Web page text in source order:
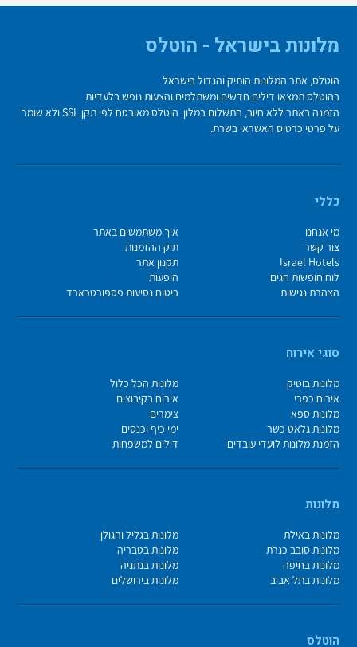
מלונות בישראל - הוטלס
הוטלס, אתר המלונות הותיק והגדול בישראל
בהוטלס תמצאו דילים חדשים ומשתלמים והצעות נופש בלעדיות.
הזמנה באתר ללא חיוב, התשלום במלון. הוטלס מאובטח לפי תקן SSL ולא שומר
על פרטי כרטיס האשראי בשרת.
כללי
מי אנחנו
איך משתמשים באתר
צור קשר
תיק ההזמנות
Israel Hotels
תקנון אתר
לוח חופשות חגים
הופעות
הצהרת נגישות
ביטוח נסיעות פספורטכארד
סוגי אירוח
מלונות בוטיק
מלונות הכל כלול
אירוח כפרי
אירוח בקיבוצים
מלונות ספא
צימרים
מלונות גלאט כשר
ימי כיף וכנסים
הזמנת מלונות לועדי עובדים
דילים למשפחות
מלונות
מלונות באילת
מלונות בגליל והגולן
מלונות סובב כנרת
מלונות בטבריה
מלונות בחיפה
מלונות בנתניה
מלונות בתל אביב
מלונות בירושלים
הוטלס